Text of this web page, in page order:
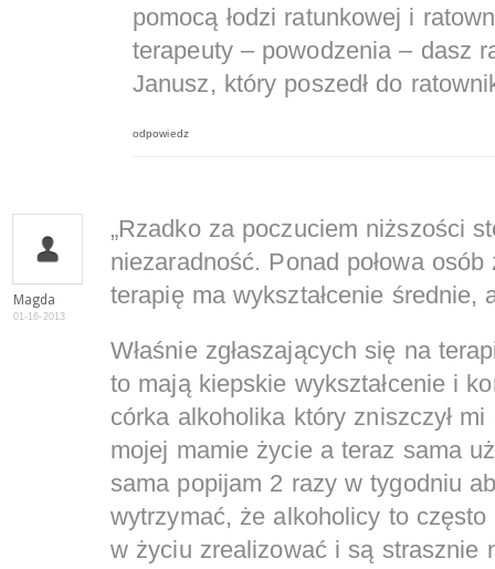
pomocą łodzi ratunkowej i
terapeuty – powodzenia – dasz
Janusz, który poszedł do
odpowiedz
Magda
01-16-2013
„Rzadko za poczuciem niższości
niezaradność. Ponad połowa osób
terapię ma wykształcenie średnie,
Właśnie zgłaszających się na
to mają kiepskie wykształcenie i
córka alkoholika który zniszczył
mojej mamie życie a teraz sama
sama popijam 2 razy w tygodniu
wytrzymać, że alkoholicy to
w życiu zrealizować i są strasznie